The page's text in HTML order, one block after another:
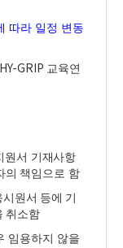
따라 일정 변동
GRIP 교육연
원서 기재사항
의 책임으로 함
원서 등에 기
취소함
임용하지 않을